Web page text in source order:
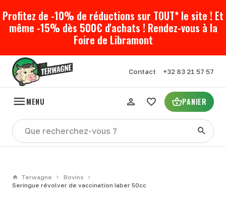
Profitez de -10% de réductions sur TOUT* le site ! Et
même -15% dès 500€ d'achats ! Rendez-vous à la
Foire de Libramont
Contact +32 83 21 57 57
MENU PANIER
Terwagne
Bovins
Seringue révolver de vaccination Iaber 50cc